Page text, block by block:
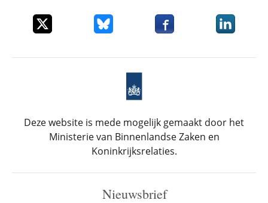
Deel dit item op XDeel dit item op Bluesky
Deel dit item opDeel dit
Deze website is mede mogelijk gemaakt door het
Ministerie van Binnenlandse Zaken en
Koninkrijksrelaties.
Nieuwsbrief